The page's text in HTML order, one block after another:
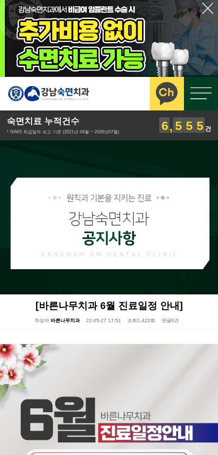
숙면치료 누적건수
* NIMS 취급일자 보고 기준 (2021년 04월 ~ 2026년07월) 6 5 5 5 건
[바른나무치과 6월 진료일정 안내]
작성자 바른나무치과 22-05-27 17:51 조회1,422회 댓글0건